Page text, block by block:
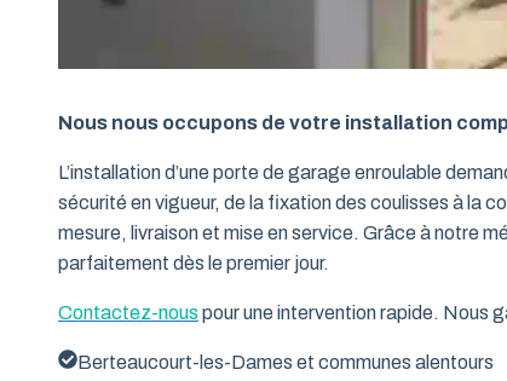
Nous nous occupons de votre installation
L’installation d’une porte de garage enroulable
sécurité en vigueur, de la fixation des coulisses à la
mesure, livraison et mise en service. Grâce à notre
parfaitement dès le premier jour.
Contactez-nous pour une intervention rapide. Nous
Berteaucourt-les-Dames et communes alentours